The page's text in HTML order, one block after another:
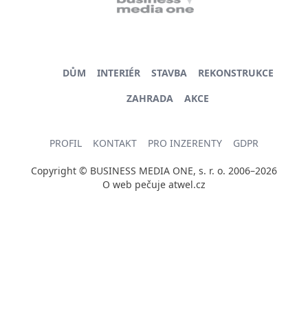
DŮM INTERIÉR STAVBA
REKONSTRUKCE
ZAHRADA
AKCE
PROFIL KONTAKT PRO INZERENTY GDPR
Copyright © BUSINESS MEDIA ONE, s. r. o. 2006–2026